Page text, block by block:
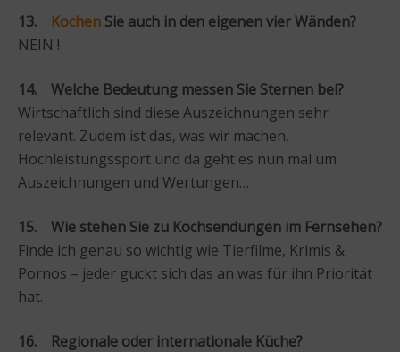
13. Kochen Sie auch in den eigenen vier Wänden?
NEIN !
14. Welche Bedeutung messen Sie Sternen bei?
Wirtschaftlich sind diese Auszeichnungen sehr
relevant. Zudem ist das, was wir machen,
Hochleistungssport und da geht es nun mal um
Auszeichnungen und Wertungen…
15. Wie stehen Sie zu Kochsendungen im Fernsehen?
Finde ich genau so wichtig wie Tierfilme, Krimis &
Pornos – jeder guckt sich das an was für ihn Priorität
hat.
16. Regionale oder internationale Küche?